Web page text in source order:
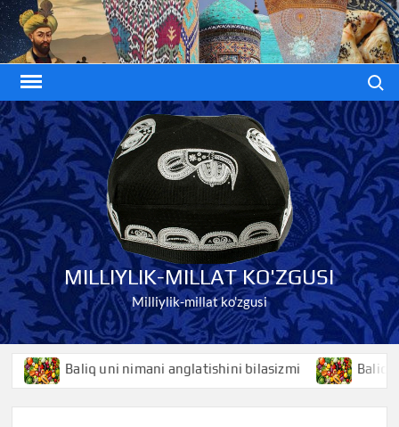
Skip
to
content
MILLIYLIK-MILLAT KO'ZGUSI
Milliylik-millat ko'zgusi
Baliq uni nimani anglatishini bilasizmi Baliqko’z